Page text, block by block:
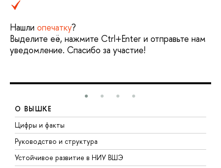
Нашли опечатку?
Выделите её, нажмите Ctrl+Enter и отправьте нам
уведомление. Спасибо за участие!
О ВЫШКЕ
Цифры и факты
Руководство и структура
Устойчивое развитие в НИУ ВШЭ